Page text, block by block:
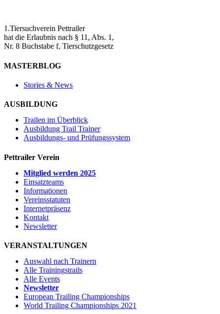
1.Tiersuchverein Pettrailer
hat die Erlaubnis nach § 11, Abs. 1,
Nr. 8 Buchstabe f, Tierschutzgesetz
MASTERBLOG
Stories & News
AUSBILDUNG
Trailen im Überblick
Ausbildung Trail Trainer
Ausbildungs- und Prüfungssystem
Pettrailer Verein
Mitglied werden 2025
Einsatzteams
Informationen
Vereinsstatuten
Internetpräsenz
Kontakt
Newsletter
VERANSTALTUNGEN
Auswahl nach Trainern
Alle Trainingstrails
Alle Events
Newsletter
European Trailing Championships
World Trailing Championships 2021